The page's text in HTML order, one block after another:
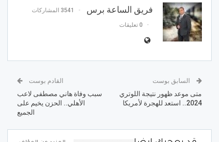
فريق الساعة برس 3541 المشاركات
0 تعليقات
السابق بوست
متى موعد ظهور نتيجة اللوتري
2024.. استعد للهجرة لأمريكا
القادم بوست
سبب وفاة هاني مصطفى لاعب
الأهلي.. الحزن يخيم على
الجميع